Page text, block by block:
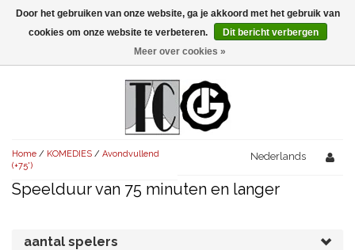
Menu
AVONDVULLEND (+75')
KORT (-30')
OVERIG (30'-75')
UITGELICHT!
AVONDVULLEND (+75')
KORT (-30')
OVERIG (30'-75')
THRILLERS
AVONDVULLEND (+75')
SENIORENTONEEL
SPEKTAKELSTUKKEN
Home / KOMEDIES / Avondvullend
(+75')
Nederlands
Speelduur van 75 minuten en langer
aantal spelers
Door het gebruiken van onze website, ga je akkoord met het gebruik van
cookies om onze website te verbeteren.
Dit bericht verbergen
Meer over cookies »